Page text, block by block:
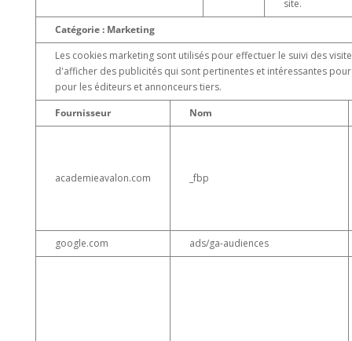
site.
Catégorie : Marketing
Les cookies marketing sont utilisés pour effectuer le suivi des
d'afficher des publicités qui sont pertinentes et intéressantes
pour les éditeurs et annonceurs tiers.
Fournisseur
Nom
academieavalon.com _fbp
google.com ads/ga-audiences